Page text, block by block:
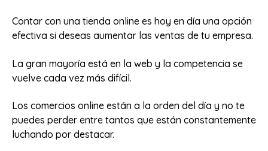
Contar con una tienda online es hoy en día una opción
efectiva si deseas aumentar las ventas de tu empresa.
La gran mayoría está en la web y la competencia se
vuelve cada vez más difícil.
Los comercios online están a la orden del día y no te
puedes perder entre tantos que están constantemente
luchando por destacar.